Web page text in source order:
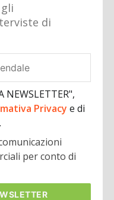
di
NEWSLETTER",
Privacye di
per conto di